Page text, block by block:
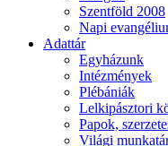
Szentföld 2008
Napi
Adattár
Egyházunk
Intézmények
Plébániák
Lelkipásztori
Papok,
Világi